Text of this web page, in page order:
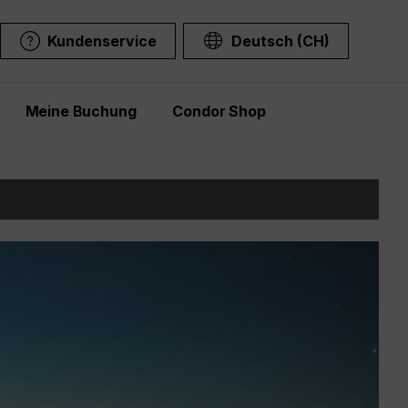
Kundenservice Deutsch (CH)
Meine Buchung Condor Shop